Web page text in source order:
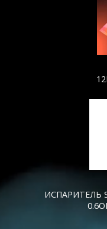
ИСПАРИТЕЛЬ